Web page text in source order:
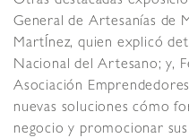
General de Artesanías de
MartÍnez, quien explicó
Nacional del Artesano; y,
Asociación
nuevas soluciones cómo
negocio y promocionar